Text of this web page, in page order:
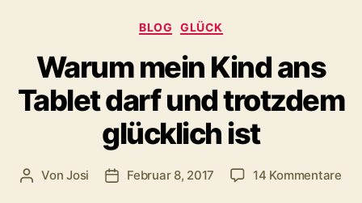
Kategorien
BLOG GLÜCK
Warum mein Kind ans
Tablet darf und trotzdem
glücklich ist
Beitragsautor
VonJosi Veröffentlichungsdatum
Februar 8, 2017 14 Kommentarezu